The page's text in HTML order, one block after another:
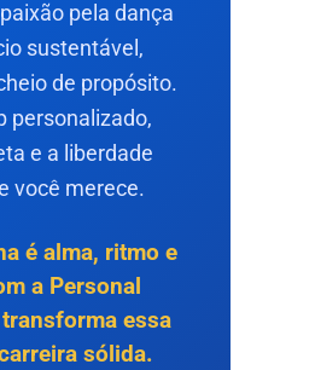
pela dança
sustentável,
de propósito.
personalizado,
e a liberdade
você merece.
é alma, ritmo e
a Personal
essa
sólida.